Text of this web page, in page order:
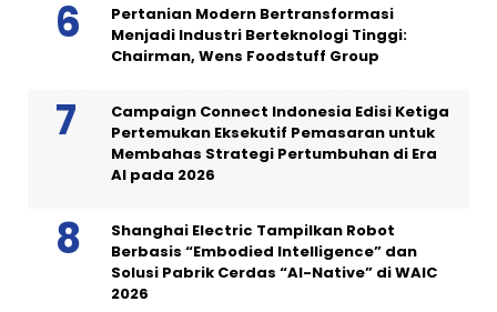
Pertanian Modern Bertransformasi
Menjadi Industri Berteknologi Tinggi:
Chairman, Wens Foodstuff Group
Campaign Connect Indonesia Edisi Ketiga
Pertemukan Eksekutif Pemasaran untuk
Membahas Strategi Pertumbuhan di Era
AI pada 2026
Shanghai Electric Tampilkan Robot
Berbasis “Embodied Intelligence” dan
Solusi Pabrik Cerdas “AI-Native” di WAIC
2026